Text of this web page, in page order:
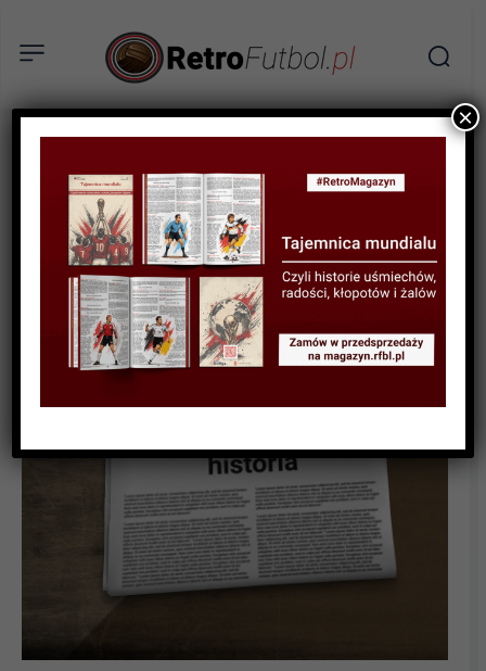
SPORTOWA HISTORIA
Kameruńskich bramkarzy
trudne przypadki
×